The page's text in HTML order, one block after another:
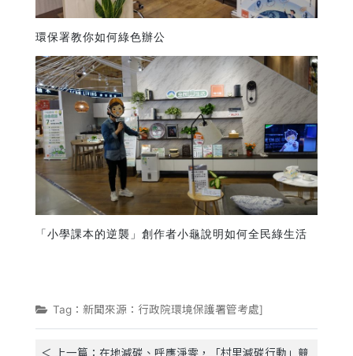
環保署教你如何綠色辦公
「小學課本的逆襲」創作者小龜說明如何全民綠生活
Tag：新聞來源：行政院環境保護署管考處]
＜ 上一篇：在地減碳、呼應淨零，「村里減碳行動」競